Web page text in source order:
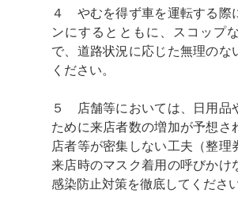
４ やむを得ず車を運転する際
ンにするとともに、スコップ
で、道路状況に応じた無理のな
ください。
５ 店舗等においては、日用品
ために来店者数の増加が予想さ
店者等が密集しない工夫（整理
来店時のマスク着用の呼びかけ
感染防止対策を徹底してください